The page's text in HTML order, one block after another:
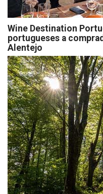
Wine Destination
portugueses a
Alentejo